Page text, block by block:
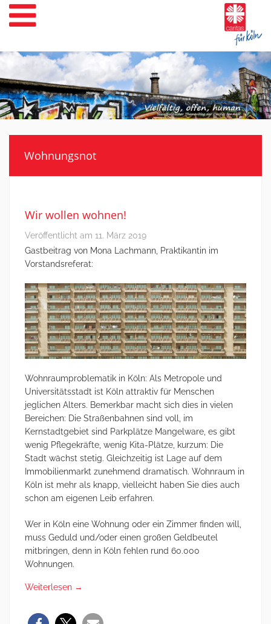
Weiter
zum
Inhalt
Wohnungsnot
Wir wollen wohnen!
Veröffentlicht am 11. März 2019
Gastbeitrag von Mona Lachmann, Praktikantin im
Vorstandsreferat:
Wohnraumproblematik in Köln: Als Metropole und
Universitätsstadt ist Köln attraktiv für Menschen
jeglichen Alters. Bemerkbar macht sich dies in vielen
Bereichen: Die Straßenbahnen sind voll, im
Kernstadtgebiet sind Parkplätze Mangelware, es gibt
wenig Pflegekräfte, wenig Kita-Plätze, kurzum: Die
Stadt wächst stetig. Gleichzeitig ist Lage auf dem
Immobilienmarkt zunehmend dramatisch. Wohnraum in
Köln ist mehr als knapp, vielleicht haben Sie dies auch
schon am eigenen Leib erfahren.
Wer in Köln eine Wohnung oder ein Zimmer finden will,
muss Geduld und/oder einen großen Geldbeutel
mitbringen, denn in Köln fehlen rund 60.000
Wohnungen.
Weiterlesen →